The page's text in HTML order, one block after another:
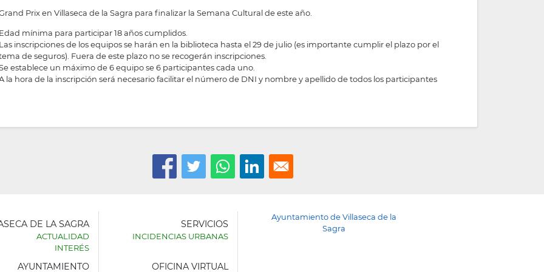
Prix en Villaseca de la Sagra para finalizar la Semana Cultural de este año.
mínima para participar 18 años cumplidos.
inscripciones de los equipos se harán en la biblioteca hasta el 29 de julio (es importante cumplir el plazo por el
de seguros). Fuera de este plazo no se recogerán inscripciones.
establece un máximo de 6 equipo se 6 participantes cada uno.
la hora de la inscripción será necesario facilitar el número de DNI y nombre y apellido de todos los participantes
DE LA SAGRA
ACTUALIDAD
INTERÉS
SERVICIOS
INCIDENCIAS URBANAS
AYUNTAMIENTO OFICINA VIRTUAL
Ayuntamiento de Villaseca de la
Sagra